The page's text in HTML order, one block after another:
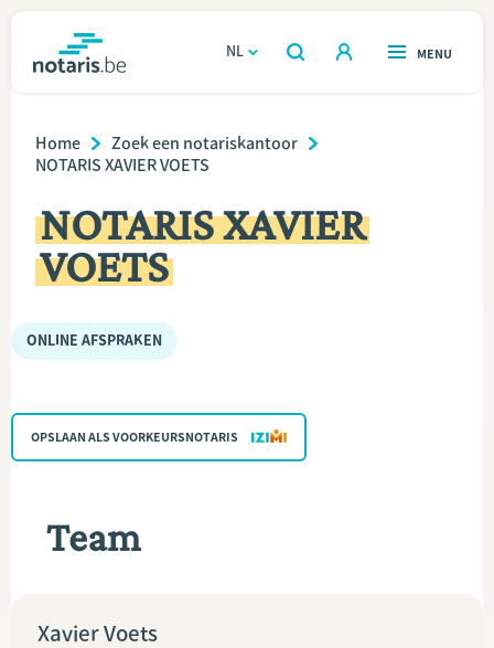
inhoud
NL
OPEN
ZOEKEN
OPEN
MENU
Wonen
Relatie & samenleven
Erven & schenken
Ondernemen
Rekenmodules
VIND EEN NOTARIS
Breadcrumb
Home
Zoek een notariskantoor
NOTARIS XAVIER VOETS
NOTARIS XAVIER
VOETS
ONLINE AFSPRAKEN
OPSLAAN ALS VOORKEURSNOTARIS
Team
Xavier Voets